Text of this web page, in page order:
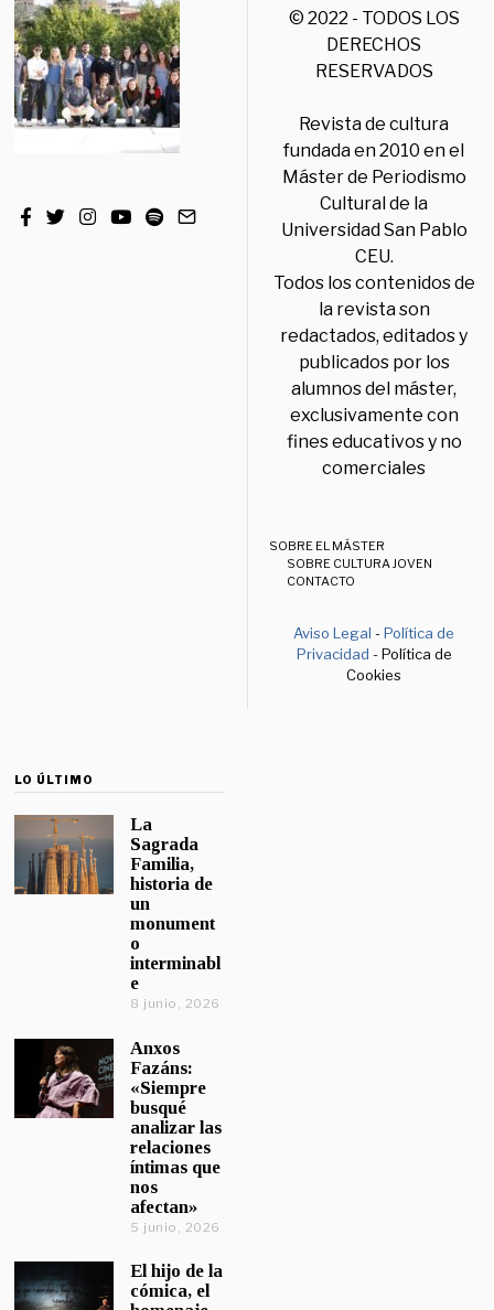
© 2022 - TODOS LOS
DERECHOS
RESERVADOS
Revista de cultura
fundada en 2010 en el
Máster de Periodismo
Cultural de la
Universidad San Pablo
CEU.
Todos los contenidos de
la revista son
redactados, editados y
publicados por los
alumnos del máster,
exclusivamente con
fines educativos y no
comerciales
SOBRE EL MÁSTER
SOBRE CULTURA JOVEN
CONTACTO
Aviso Legal -Política de
Privacidad - Política de
Cookies
LO ÚLTIMO
La
Sagrada
Familia,
historia de
un
monument
o
interminabl
e
8 junio, 2026
Anxos
Fazáns:
«Siempre
busqué
analizar las
relaciones
íntimas que
nos
afectan»
5 junio, 2026
El hijo de la
cómica, el